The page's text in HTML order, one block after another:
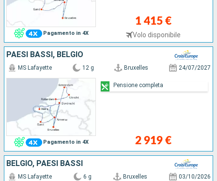
Pagamento in 4X
1 415 €
Volo disponibile
PAESI BASSI, BELGIO
Pagamento in 4X
MS Lafayette 12 g Bruxelles 24/07/2027
2 919 €
Pensione completa
BELGIO, PAESI BASSI
MS Lafayette 6 g Bruxelles 03/10/2026